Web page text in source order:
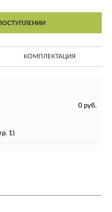
КОМПЛЕКТАЦИЯ
0 руб.
1)